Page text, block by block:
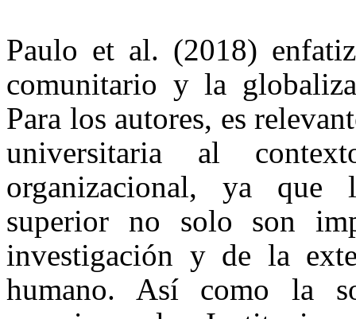
Paulo et al. (2018)
comunitario y la
Para los autores, es
universitaria al
organizacional, ya que
superior no solo son
investigación y de la
humano. Así como la